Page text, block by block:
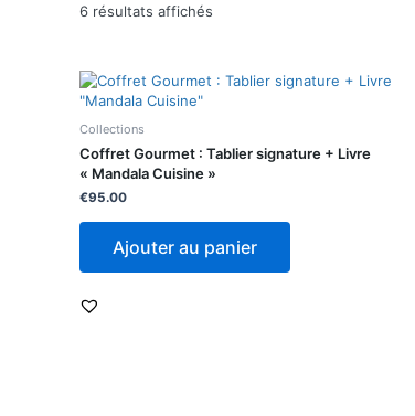
6 résultats affichés
Collections
Coffret Gourmet : Tablier signature + Livre
« Mandala Cuisine »
€95.00
Ajouter au panier